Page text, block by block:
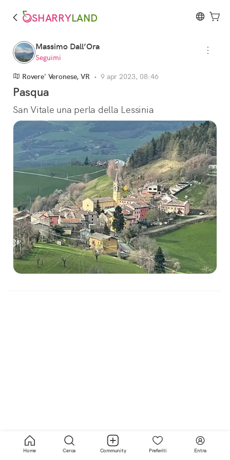
SHARRYLAND
Massimo Dall’Ora
Seguimi
Rovere' Veronese, VR•9 apr 2023, 08:46
Pasqua
San Vitale una perla della Lessinia
Home Cerca Community Preferiti Entra